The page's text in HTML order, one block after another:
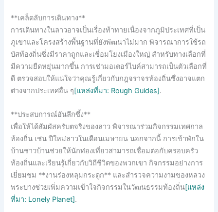
**เคล็ดลับการเดินทาง**
การเดินทางในลาวอาจเป็นเรื่องท้าทายเนื่องจากภูมิประเทศที่เป็น
ภูเขาและโครงสร้างพื้นฐานที่ยังพัฒนาไม่มาก พิจารณาการใช้รถ
บัสท้องถิ่นซึ่งมีราคาถูกและเชื่อมโยงเมืองใหญ่ สำหรับทางเลือกที่
มีความยืดหยุ่นมากขึ้น การเช่ามอเตอร์ไบค์สามารถเป็นตัวเลือกที่
ดี ตรวจสอบให้แน่ใจว่าคุณรู้เกี่ยวกับกฎจราจรท้องถิ่นซึ่งอาจแตก
ต่างจากประเทศอื่น ๆ[แหล่งที่มา: Rough Guides].
**ประสบการณ์อันลึกซึ้ง**
เพื่อให้ได้สัมผัสครับตจริงของลาว พิจารณาร่วมกิจกรรมเทศกาล
ท้องถิ่น เช่น ปีใหม่ลาวในเดือนเมษายน นอกจากนี้ การเข้าพักใน
บ้านชาวบ้านช่วยให้นักท่องเที่ยวสามารถเชื่อมต่อกับครอบครัว
ท้องถิ่นและเรียนรู้เกี่ยวกับวิถีชีวิตของพวกเขา กิจกรรมอย่างการ
เยี่ยมชม **งานร่องหลุมกระดูก** และสำรวจความงามของหลวง
พระบางช่วยเพิ่มความเข้าใจกิจกรรมในวัฒนธรรมท้องถิ่น[แหล่ง
ที่มา: Lonely Planet].